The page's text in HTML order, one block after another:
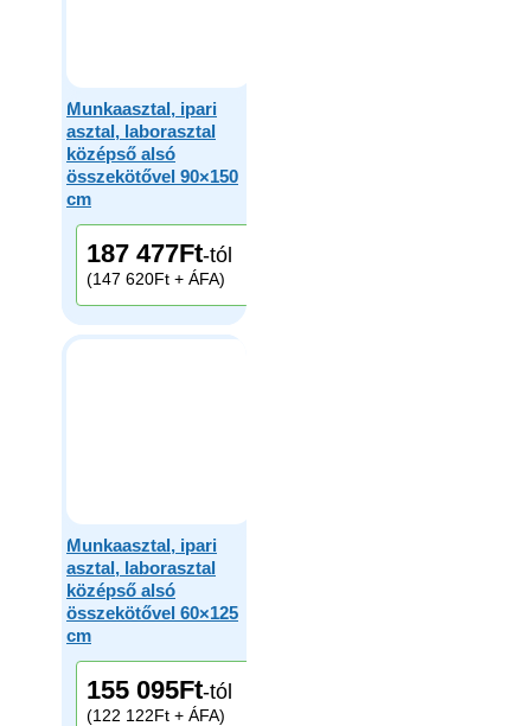
Munkaasztal, ipari
asztal, laborasztal
középső alsó
összekötővel 90×150
cm
187 477Ft-tól
(147 620Ft + ÁFA)
Munkaasztal, ipari
asztal, laborasztal
középső alsó
összekötővel 60×125
cm
155 095Ft-tól
(122 122Ft + ÁFA)